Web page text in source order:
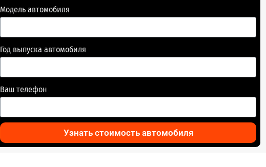
Модель автомобиля
Год выпуска автомобиля
Ваш телефон
Узнать стоимость автомобиля